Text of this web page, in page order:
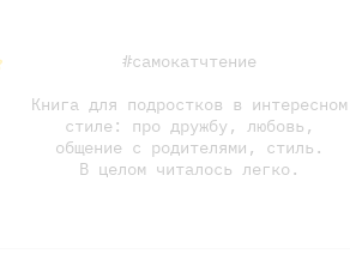
#самокатчтение
Книга для подростков в интересном
стиле: про дружбу, любовь,
общение с родителями, стиль.
В целом читалось легко.